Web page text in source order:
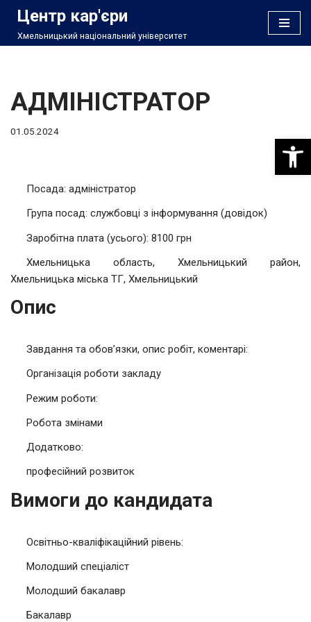
Перейти
Центр кар'єри
Хмельницький національний університет
АДМІНІСТРАТОР
01.05.2024
Посада: адміністратор
Група посад: службовці з інформування (довідок)
Заробітна плата (усього): 8100 грн
Хмельницька область, Хмельницький район,
Хмельницька міська ТГ, Хмельницький
Опис
Завдання та обов’язки, опис робіт, коментарі:
Організація роботи закладу
Режим роботи:
Робота змінами
Додатково:
професійний розвиток
Вимоги до кандидата
Освітньо-кваліфікаційний рівень:
Молодший спеціаліст
Молодший бакалавр
Бакалавр